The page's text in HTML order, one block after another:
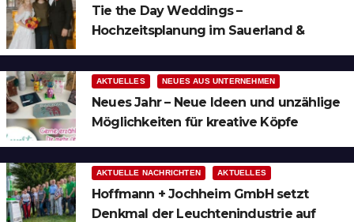
Tie the Day Weddings –
Hochzeitsplanung im Sauerland &
AKTUELLES NEUES AUS UNTERNEHMEN
Neues Jahr – Neue Ideen und unzählige
Möglichkeiten für kreative Köpfe
AKTUELLE NACHRICHTEN AKTUELLES
Hoffmann + Jochheim GmbH setzt
Denkmal der Leuchtenindustrie auf